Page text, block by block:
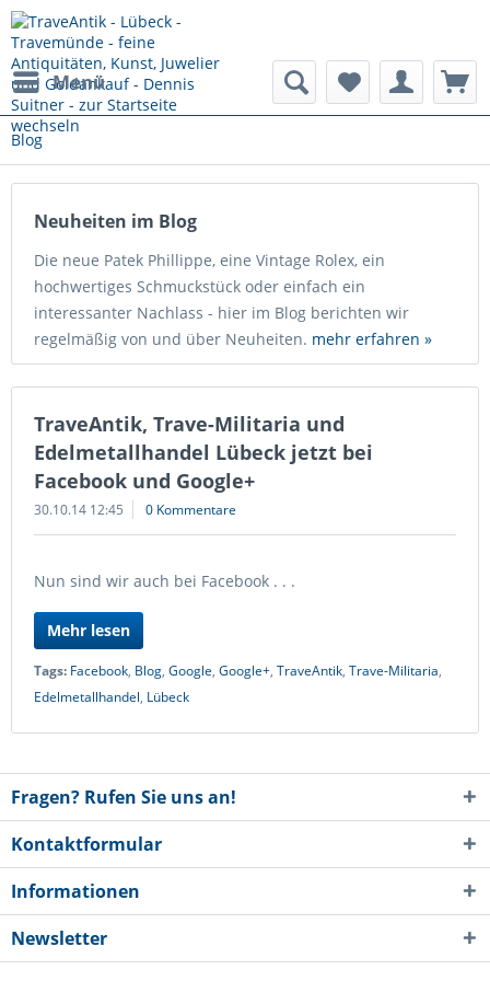
Menü
Blog
Neuheiten im Blog
Die neue Patek Phillippe, eine Vintage Rolex, ein
hochwertiges Schmuckstück oder einfach ein
interessanter Nachlass - hier im Blog berichten wir
regelmäßig von und über Neuheiten. mehr erfahren »
TraveAntik, Trave-Militaria und
Edelmetallhandel Lübeck jetzt bei
Facebook und Google+
30.10.14 12:45 0 Kommentare
Nun sind wir auch bei Facebook . . .
Mehr lesen
Tags: Facebook, Blog, Google, Google+, TraveAntik, Trave-Militaria,
Edelmetallhandel, Lübeck
Fragen? Rufen Sie uns an!
Kontaktformular
Informationen
Newsletter